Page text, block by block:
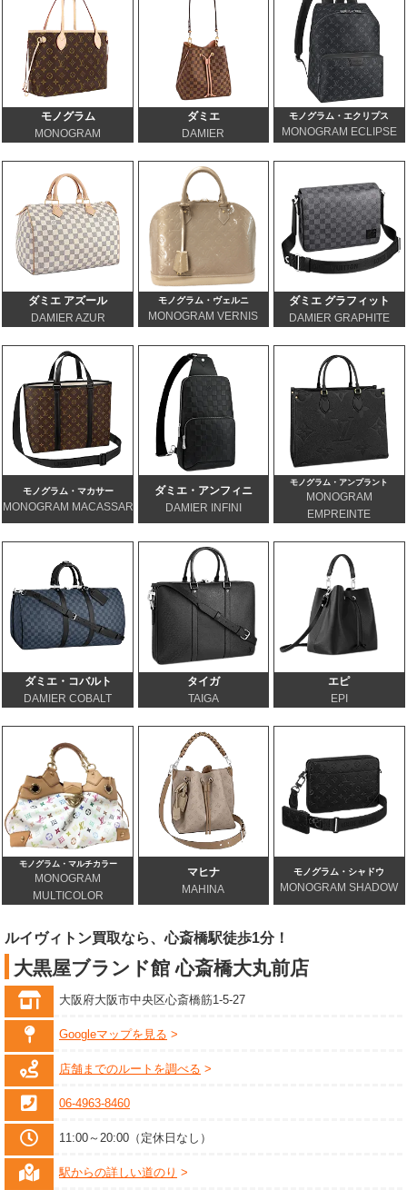
モノグラム
MONOGRAM
ダミエ
DAMIER
モノグラム・エクリプス
MONOGRAM ECLIPSE
ダミエ アズール
DAMIER AZUR
モノグラム・ヴェルニ
MONOGRAM VERNIS
ダミエ グラフィット
DAMIER GRAPHITE
モノグラム・マカサー
MONOGRAM MACASSAR
ダミエ・アンフィニ
DAMIER INFINI
モノグラム・アンプラント
MONOGRAM
EMPREINTE
ダミエ・コバルト
DAMIER COBALT
タイガ
TAIGA
エピ
EPI
モノグラム・マルチカラー
MONOGRAM
MULTICOLOR
マヒナ
MAHINA
モノグラム・シャドウ
MONOGRAM SHADOW
ルイヴィトン買取なら、心斎橋駅徒歩1分！
大黒屋ブランド館 心斎橋大丸前店
大阪府大阪市中央区心斎橋筋1-5-27
Googleマップを見る
店舗までのルートを調べる
06-4963-8460
11:00～20:00（定休日なし）
駅からの詳しい道のり